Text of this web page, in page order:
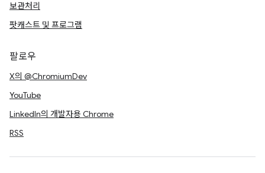
보관처리
팟캐스트 및 프로그램
팔로우
X의 @ChromiumDev
YouTube
LinkedIn의 개발자용 Chrome
RSS